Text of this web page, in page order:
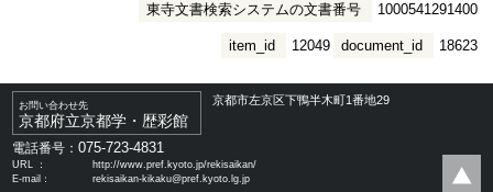
東寺文書検索システムの文書番号 1000541291400
document_id 18623
item_id 12049
お問い合わせ先
京都府立京都学・歴彩館
京都市左京区下鴨半木町1番地29
電話番号：075-723-4831
URL ：
http://www.pref.kyoto.jp/rekisaikan/
E-mail：
rekisaikan-kikaku@pref.kyoto.lg.jp